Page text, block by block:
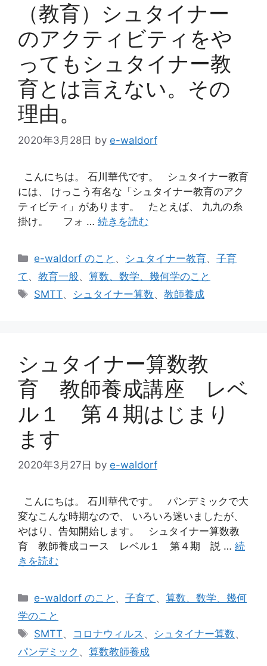
（教育）シュタイナー
のアクティビティをや
ってもシュタイナー教
育とは言えない。その
理由。
2020年3月28日 by e-waldorf
こんにちは。 石川華代です。 シュタイナー教育
には、 けっこう有名な「シュタイナー教育のアク
ティビティ」があります。 たとえば、 九九の糸
掛け。 フォ … 続きを読む
カ
テ
ゴ
リ
e-waldorf のこと 、 シュタイナー教育、子育
て 、 教育一般、 算数、数学、幾何学のこと
タ
SMTT、 シュタイナー算数、教師養成
シュタイナー算数教
育 教師養成講座 レベ
ル１ 第４期はじまり
ます
2020年3月27日 by e-waldorf
こんにちは。 石川華代です。 パンデミックで大
変なこんな時期なので、 いろいろ迷いましたが、
やはり、告知開始します。 シュタイナー算数教
育 教師養成コース レベル１ 第４期 説 … 続
きを読む
カ
テ
リ
ー
e-waldorf のこと 、子育て 、算数、数学、幾何
学のこと
タ
グ
SMTT、 コロナウィルス 、 シュタイナー算数、
パンデミック 、 算数教師養成